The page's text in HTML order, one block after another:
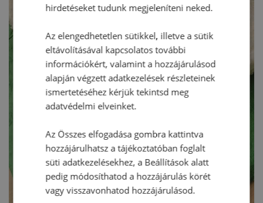
hirdetéseket tudunk megjeleníteni neked.
Az elengedhetetlen sütikkel, illetve a sütik
eltávolításával kapcsolatos további
információkért, valamint a hozzájárulásod
alapján végzett adatkezelések részleteinek
ismertetéséhez kérjük tekintsd meg
adatvédelmi elveinket.
Az Összes elfogadása gombra kattintva
hozzájárulhatsz a tájékoztatóban foglalt
süti adatkezelésekhez, a Beállítások alatt
pedig módosíthatod a hozzájárulás körét
vagy visszavonhatod hozzájárulásod.